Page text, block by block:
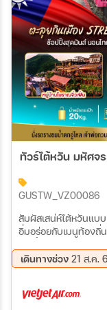
GUSTW_VZ00086
สัมผัสเสน่ห์ไต้หวันแบ
อิ่มอร่อยกับเมนูท้องถิ่
ไทเปแบบจุใจ
เดินทางช่วง 21 ส.ค.
19 ก.ย. 69 - 22 ก.ย. 69